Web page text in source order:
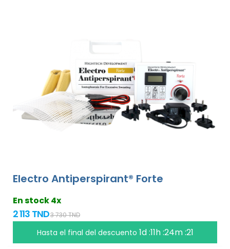
Electro Antiperspirant® Forte
En stock 4x
2 113 TND3 730 TND
Hasta el final del descuento 1d :11h :24m :20